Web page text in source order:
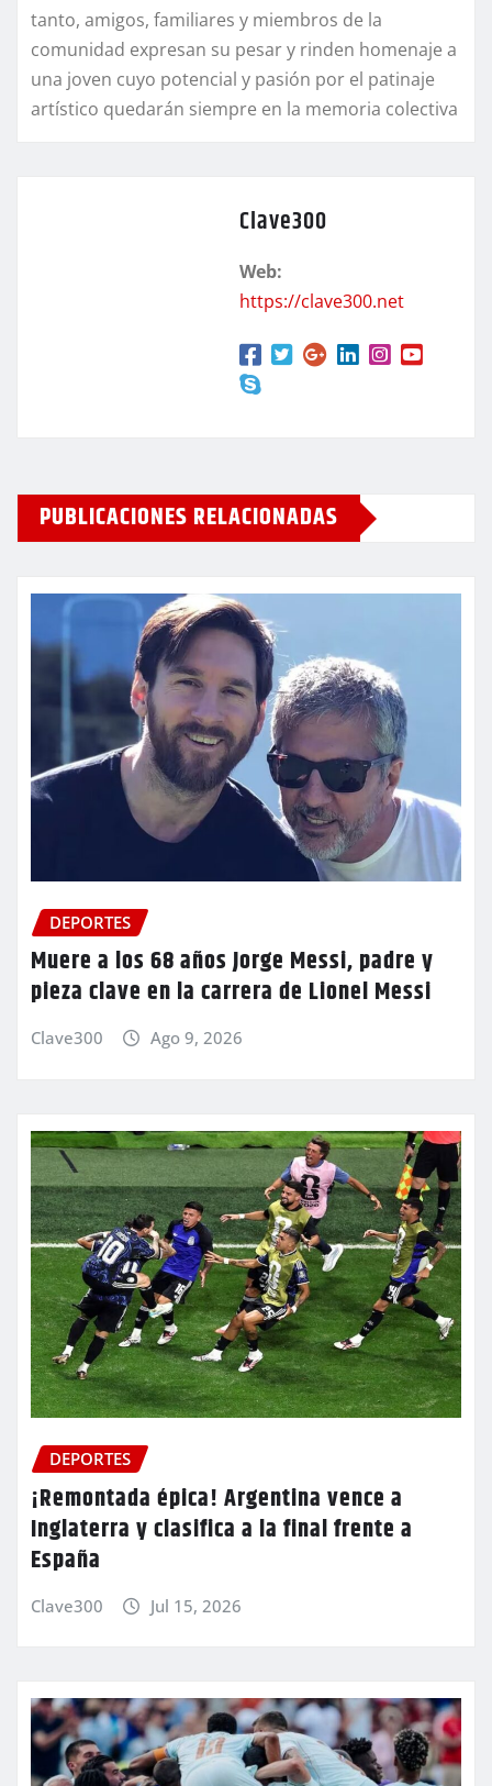
tanto, amigos, familiares y miembros de la
comunidad expresan su pesar y rinden homenaje a
una joven cuyo potencial y pasión por el patinaje
artístico quedarán siempre en la memoria colectiva
Clave300
Web:
https://clave300.net
PUBLICACIONES RELACIONADAS
DEPORTES
Muere a los 68 años Jorge Messi, padre y
pieza clave en la carrera de Lionel Messi
Clave300 Ago 9, 2026
DEPORTES
¡Remontada épica! Argentina vence a
Inglaterra y clasifica a la final frente a
España
Clave300 Jul 15, 2026